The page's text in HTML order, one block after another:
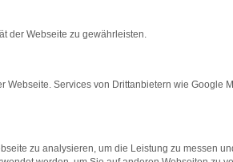
in Eggenfelden
und Jahrzehnten Audi A3
vertreten ist und somit
wie es nur geht. Begeben Sie
kann.
der Webseite zu gewährleisten.
Services von Drittanbietern wie Google
zu analysieren, um die Leistung zu messen